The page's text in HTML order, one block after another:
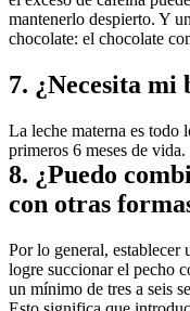
mantenerlo despierto. Y
chocolate: el chocolate
7. ¿Necesita mi
La leche materna es todo
primeros 6 meses de vida.
8. ¿Puedo
con otras
Por lo general, establecer
logre succionar el pecho
un mínimo de tres a seis